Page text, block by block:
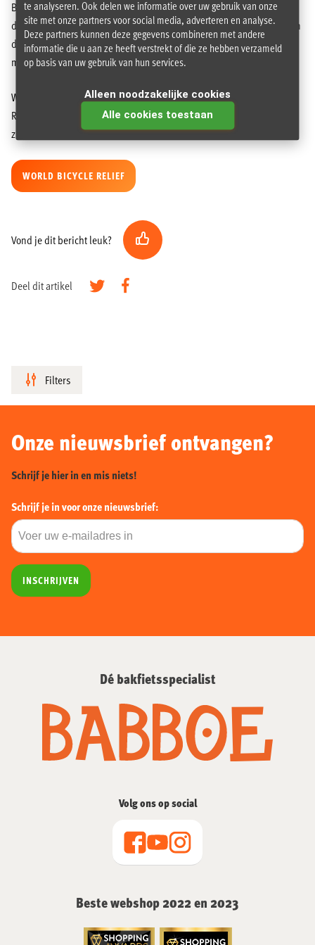
te analyseren. Ook delen we informatie over uw gebruik van onze
site met onze partners voor social media, adverteren en analyse.
Deze partners kunnen deze gegevens combineren met andere
informatie die u aan ze heeft verstrekt of die ze hebben verzameld
op basis van uw gebruik van hun services.
Alleen noodzakelijke cookies
Alle cookies toestaan
Bij Babboe willen we juist nu het verschil maken, door te laten zien
dat het niet vanzelfsprekend is om een fiets te hebben. Wij zullen een
deel van onze omzet doneren aan World Bicycle Relief zodat zij nog
meer mensen kunnen mobiliseren.
We zouden het geweldig vinden als jij ons helpt om World Bicycle
Relief te ondersteunen. Bekijk onze speciale donatie-pagina om te
zien hoe jij je steentje bij kunt dragen.
WORLD BICYCLE RELIEF
Vond je dit bericht leuk?
Deel dit artikel
Filters
Onze nieuwsbrief ontvangen?
Schrijf je hier in en mis niets!
Schrijf je in voor onze nieuwsbrief:
INSCHRIJVEN
Dé bakfietsspecialist
Volg ons op social
Beste webshop 2022 en 2023